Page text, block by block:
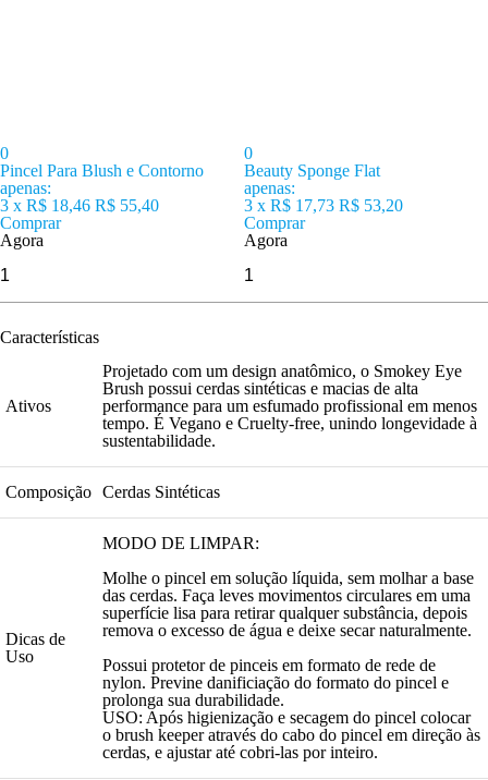
0
Pincel Para Blush e Contorno
apenas:
3 x R$ 18,46 R$ 55,40
Comprar
Agora
0
Beauty Sponge Flat
apenas:
3 x R$ 17,73 R$ 53,20
Comprar
Agora
Características
Ativos
Projetado com um design anatômico, o Smokey Eye
Brush possui cerdas sintéticas e macias de alta
performance para um esfumado profissional em menos
tempo. É Vegano e Cruelty-free, unindo longevidade à
sustentabilidade.
Composição Cerdas Sintéticas
Dicas de
Uso
MODO DE LIMPAR:
Molhe o pincel em solução líquida, sem molhar a base
das cerdas. Faça leves movimentos circulares em uma
superfície lisa para retirar qualquer substância, depois
remova o excesso de água e deixe secar naturalmente.
Possui protetor de pinceis em formato de rede de
nylon. Previne danificiação do formato do pincel e
prolonga sua durabilidade.
USO: Após higienização e secagem do pincel colocar
o brush keeper através do cabo do pincel em direção às
cerdas, e ajustar até cobri-las por inteiro.